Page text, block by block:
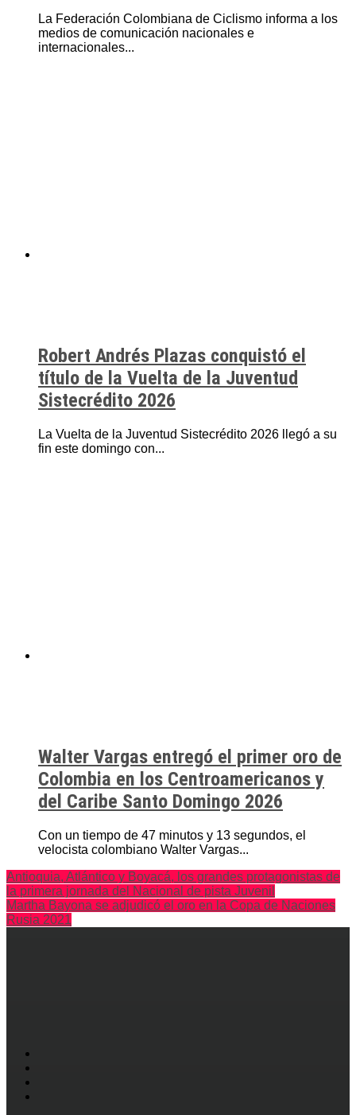
La Federación Colombiana de Ciclismo informa a los
medios de comunicación nacionales e
internacionales...
Robert Andrés Plazas conquistó el
título de la Vuelta de la Juventud
Sistecrédito 2026
La Vuelta de la Juventud Sistecrédito 2026 llegó a su
fin este domingo con...
Walter Vargas entregó el primer oro de
Colombia en los Centroamericanos y
del Caribe Santo Domingo 2026
Con un tiempo de 47 minutos y 13 segundos, el
velocista colombiano Walter Vargas...
Antioquia, Atlántico y Boyacá, los grandes protagonistas de
la primera jornada del Nacional de pista Juvenil
Martha Bayona se adjudicó el oro en la Copa de Naciones
Rusia 2021